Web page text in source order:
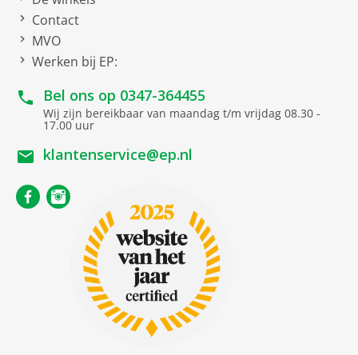
netto diepte
netto gewicht
Standen 3
Vermogenskenmerken
maximale luchtafvoer
maximale luchtrecirculatie
345 m³/h
Om te bouwen naar /
geschikt voor recirculatie
Contact
MVO
Werken bij EP:
Bel ons op 0347-364455
Wij zijn bereikbaar van maandag t/m vrijdag 08.30 -
17.00 uur
klantenservice@ep.nl